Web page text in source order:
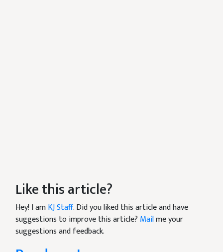
Like this article?
Hey! I amKJ Staff. Did you liked this article and have
suggestions to improve this article? Mailme your
suggestions and feedback.